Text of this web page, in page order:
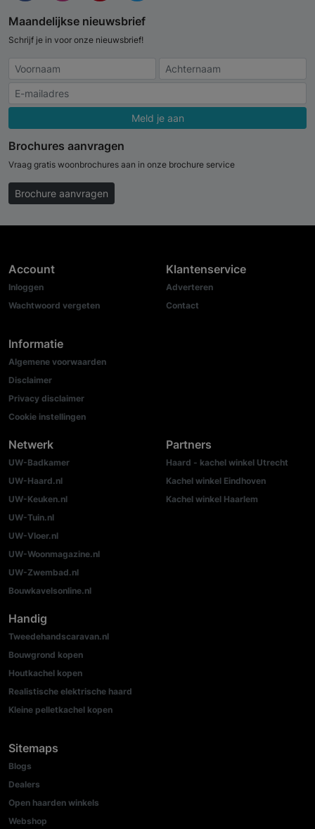
Maandelijkse nieuwsbrief
Schrijf je in voor onze nieuwsbrief!
Meld je aan
Brochures aanvragen
Vraag gratis woonbrochures aan in onze brochure service
Brochure aanvragen
Account
Inloggen
Wachtwoord vergeten
Informatie
Algemene voorwaarden
Disclaimer
Privacy disclaimer
Cookie instellingen
Klantenservice
Adverteren
Contact
Netwerk
UW-Badkamer
UW-Haard.nl
UW-Keuken.nl
UW-Tuin.nl
UW-Vloer.nl
UW-Woonmagazine.nl
UW-Zwembad.nl
Bouwkavelsonline.nl
Partners
Haard - kachel winkel Utrecht
Kachel winkel Eindhoven
Kachel winkel Haarlem
Handig
Tweedehandscaravan.nl
Bouwgrond kopen
Houtkachel kopen
Realistische elektrische haard
Kleine pelletkachel kopen
Sitemaps
Blogs
Dealers
Open haarden winkels
Webshop